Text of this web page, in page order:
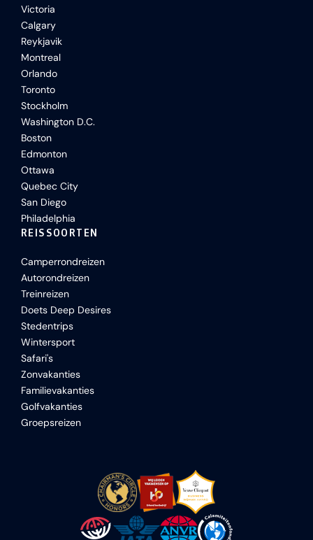
Victoria
Calgary
Reykjavik
Montreal
Orlando
Toronto
Stockholm
Washington D.C.
Boston
Edmonton
Ottawa
Quebec City
San Diego
Philadelphia
REISSOORTEN
Camperrondreizen
Autorondreizen
Treinreizen
Doets Deep Desires
Stedentrips
Wintersport
Safari's
Zonvakanties
Familievakanties
Golfvakanties
Groepsreizen